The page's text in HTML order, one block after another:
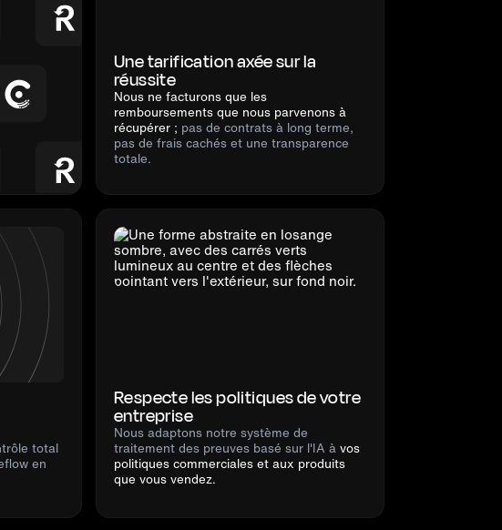
Une tarification axée sur la
réussite
Nous ne facturons que les
remboursements que nous parvenons à
récupérer ; pas de contrats à long terme,
pas de frais cachés et une transparence
totale.
total
en
Respecte les politiques de votre
entreprise
Nous adaptons notre système de
traitement des preuves basé sur l'IA à vos
politiques commerciales et aux produits
que vous vendez.